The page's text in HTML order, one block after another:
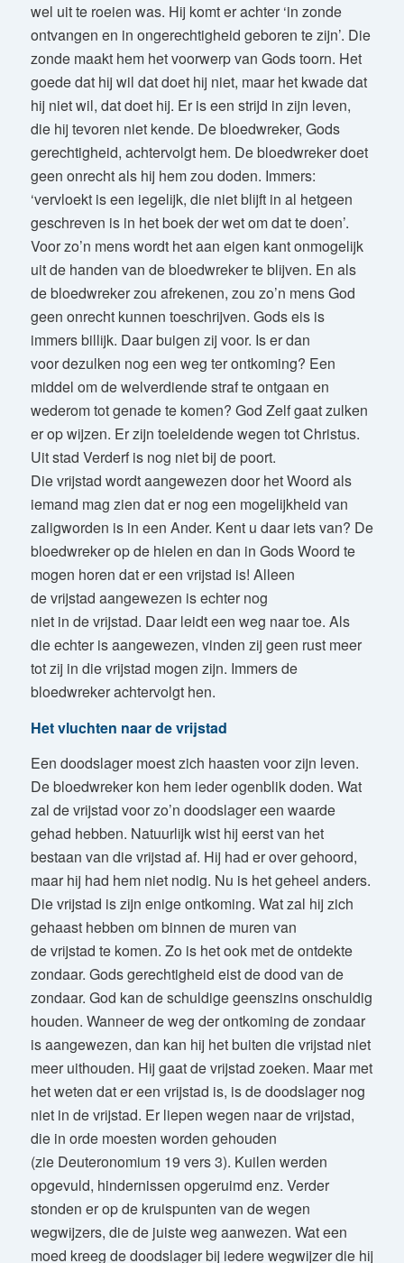
wel uit te roeien was. Hij komt er achter ‘in zonde
ontvangen en in ongerechtigheid geboren te zijn’. Die
zonde maakt hem het voorwerp van Gods toorn. Het
goede dat hij wil dat doet hij niet, maar het kwade dat
hij niet wil, dat doet hij. Er is een strijd in zijn leven,
die hij tevoren niet kende. De bloedwreker, Gods
gerechtigheid, achtervolgt hem. De bloedwreker doet
geen onrecht als hij hem zou doden. Immers:
‘vervloekt is een iegelijk, die niet blijft in al hetgeen
geschreven is in het boek der wet om dat te doen’.
Voor zo’n mens wordt het aan eigen kant onmogelijk
uit de handen van de bloedwreker te blijven. En als
de bloedwreker zou afrekenen, zou zo’n mens God
geen onrecht kunnen toeschrijven. Gods eis is
immers billijk. Daar buigen zij voor. Is er dan
voor dezulken nog een weg ter ontkoming? Een
middel om de welverdiende straf te ontgaan en
wederom tot genade te komen? God Zelf gaat zulken
er op wijzen. Er zijn toeleidende wegen tot Christus.
Uit stad Verderf is nog niet bij de poort.
Die vrijstad wordt aangewezen door het Woord als
iemand mag zien dat er nog een mogelijkheid van
zaligworden is in een Ander. Kent u daar iets van? De
bloedwreker op de hielen en dan in Gods Woord te
mogen horen dat er een vrijstad is! Alleen
de vrijstad aangewezen is echter nog
niet in de vrijstad. Daar leidt een weg naar toe. Als
die echter is aangewezen, vinden zij geen rust meer
tot zij in die vrijstad mogen zijn. Immers de
bloedwreker achtervolgt hen.
Het vluchten naar de vrijstad
Een doodslager moest zich haasten voor zijn leven.
De bloedwreker kon hem ieder ogenblik doden. Wat
zal de vrijstad voor zo’n doodslager een waarde
gehad hebben. Natuurlijk wist hij eerst van het
bestaan van die vrijstad af. Hij had er over gehoord,
maar hij had hem niet nodig. Nu is het geheel anders.
Die vrijstad is zijn enige ontkoming. Wat zal hij zich
gehaast hebben om binnen de muren van
de vrijstad te komen. Zo is het ook met de ontdekte
zondaar. Gods gerechtigheid eist de dood van de
zondaar. God kan de schuldige geenszins onschuldig
houden. Wanneer de weg der ontkoming de zondaar
is aangewezen, dan kan hij het buiten die vrijstad niet
meer uithouden. Hij gaat de vrijstad zoeken. Maar met
het weten dat er een vrijstad is, is de doodslager nog
niet in de vrijstad. Er liepen wegen naar de vrijstad,
die in orde moesten worden gehouden
(zie Deuteronomium 19 vers 3). Kuilen werden
opgevuld, hindernissen opgeruimd enz. Verder
stonden er op de kruispunten van de wegen
wegwijzers, die de juiste weg aanwezen. Wat een
moed kreeg de doodslager bij iedere wegwijzer die hij